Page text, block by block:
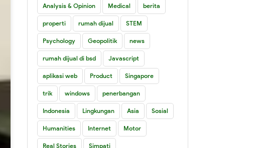
Analysis & Opinion Medical berita
properti rumah dijual STEM
Psychology Geopolitik news
rumah dijual di bsd Javascript
aplikasi web Product Singapore
trik windows penerbangan
Indonesia Lingkungan Asia Sosial
Humanities Internet Motor
Real Stories Simpati